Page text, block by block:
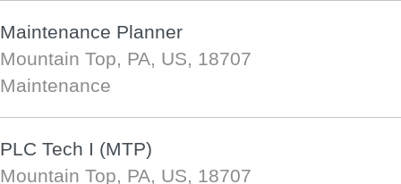
Maintenance Planner
Mountain Top, PA, US, 18707
Maintenance
PLC Tech I (MTP)
Mountain Top, PA, US, 18707